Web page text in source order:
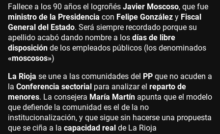
Fallece a los 90 años el logroñés Javier Moscoso, que fue
ministro de la Presidencia con Felipe González y Fiscal
General del Estado. Será siempre recordado porque su
apellido acabó dando nombre a los días de libre
disposición de los empleados públicos (los denominados
«moscosos»)
La Rioja se une a las comunidades del PP que no acuden a
la Conferencia sectorial para analizar el reparto de
menores. La consejera María Martín apunta que el modelo
que defiende la comunidad es el de la no
institucionalización, y que sigue sin hacerse una propuesta
que se ciña a la capacidad real de La Rioja